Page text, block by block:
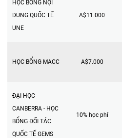
HỌC BỔNG NỘI
DUNG QUỐC TẾ
UNE
A$11.000
HỌC BỔNG MACC A$7.000
ĐẠI HỌC
CANBERRA - HỌC
BỔNG ĐỐI TÁC
QUỐC TẾ GEMS
10% học phí